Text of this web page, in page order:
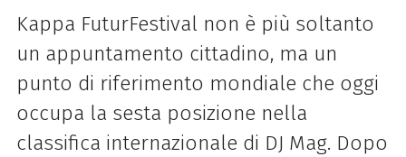
Kappa FuturFestival non è più soltanto
un appuntamento cittadino, ma un
punto di riferimento mondiale che oggi
occupa la sesta posizione nella
classifica internazionale di DJ Mag. Dopo